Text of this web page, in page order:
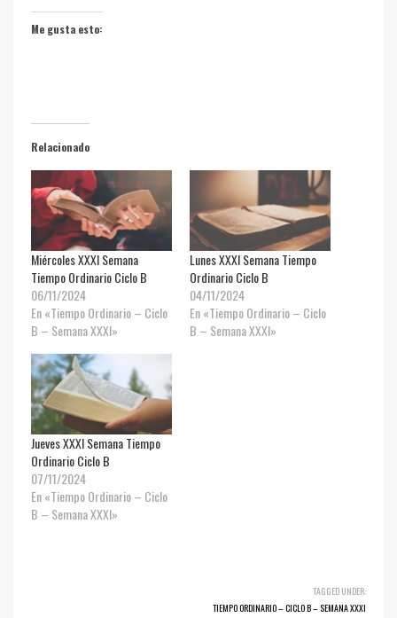
Me gusta esto:
Relacionado
Miércoles XXXI Semana
Tiempo Ordinario Ciclo B
06/11/2024
En «Tiempo Ordinario – Ciclo
B – Semana XXXI»
Lunes XXXI Semana Tiempo
Ordinario Ciclo B
04/11/2024
En «Tiempo Ordinario – Ciclo
B – Semana XXXI»
Jueves XXXI Semana Tiempo
Ordinario Ciclo B
07/11/2024
En «Tiempo Ordinario – Ciclo
B – Semana XXXI»
TAGGED UNDER:
TIEMPO ORDINARIO – CICLO B – SEMANA XXXI